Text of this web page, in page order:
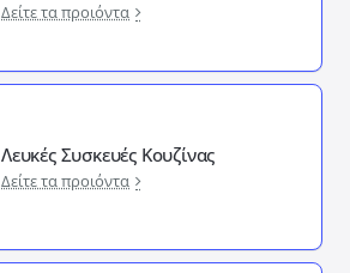
Δείτε τα προιόντα
Λευκές Συσκευές Κουζίνας
Δείτε τα προιόντα